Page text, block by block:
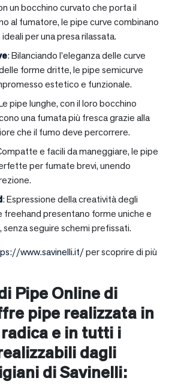
un bocchino curvato che porta il
al fumatore, le pipe curve combinano
per una presa rilassata.
: Bilanciando l’eleganza delle curve
forme dritte, le pipe semicurve
estetico e funzionale.
pipe lunghe, con il loro bocchino
una fumata più fresca grazie alla
che il fumo deve percorrere.
e facili da maneggiare, le pipe
per fumate brevi, unendo
: Espressione della creatività degli
freehand presentano forme uniche e
seguire schemi prefissati.
www.savinelli.it/per scoprire di più
Pipe Online di
pipe realizzata in
e in tutti i
dagli
di Savinelli: